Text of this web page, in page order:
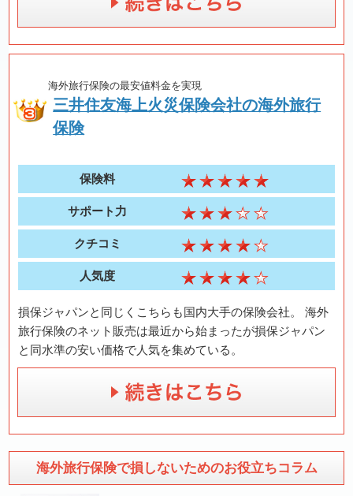
海外旅行保険の最安値料金を実現
三井住友海上火災保険会社の海外旅行
保険
保険料
サポート力
クチコミ
人気度
損保ジャパンと同じくこちらも国内大手の保険会社。 海外
旅行保険のネット販売は最近から始まったが損保ジャパン
と同水準の安い価格で人気を集めている。
海外旅行保険で損しないためのお役立ちコラム